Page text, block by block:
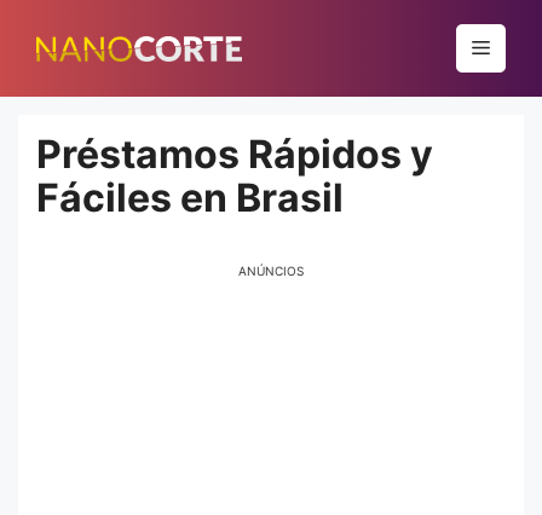
para
conteúdo
Menu
Préstamos Rápidos y
Fáciles en Brasil
ANÚNCIOS